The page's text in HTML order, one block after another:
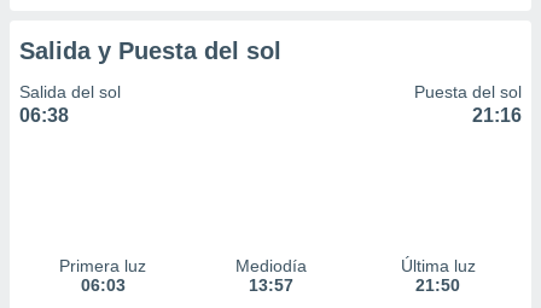
Salida y Puesta del sol
Salida del sol
06:38
Puesta del sol
21:16
Primera luz
06:03
Mediodía
13:57
Última luz
21:50